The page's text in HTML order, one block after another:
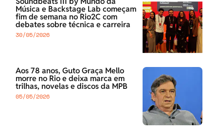
Música e Backstage Lab começam
fim de semana no Rio2C com
debates sobre técnica e carreira
30/05/2026
Aos 78 anos, Guto Graça Mello
morre no Rio e deixa marca em
trilhas, novelas e discos da MPB
05/05/2026